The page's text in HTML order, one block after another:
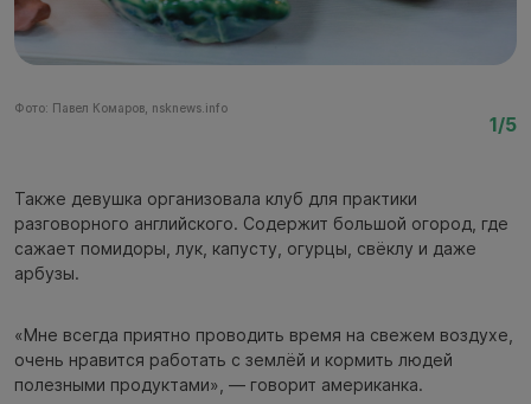
Фото: Павел Комаров, nsknews.info
1/5
Также девушка организовала клуб для практики
разговорного английского. Содержит большой огород, где
сажает помидоры, лук, капусту, огурцы, свёклу и даже
арбузы.
«Мне всегда приятно проводить время на свежем воздухе,
очень нравится работать с землёй и кормить людей
полезными продуктами», — говорит американка.